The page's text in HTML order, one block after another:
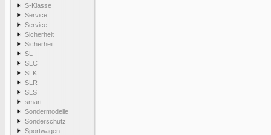
S-Klasse
Service
Service
Sicherheit
Sicherheit
SL
SLC
SLK
SLR
SLS
smart
Sondermodelle
Sonderschutz
Sportwagen